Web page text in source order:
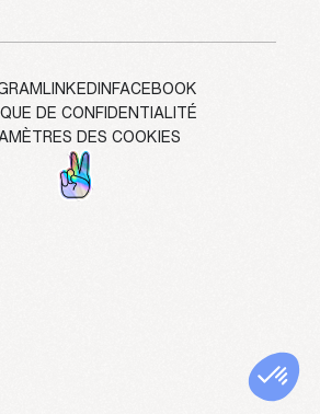
LINKEDIN FACEBOOK
DE CONFIDENTIALITÉ
DES COOKIES